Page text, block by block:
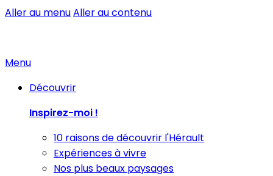
Aller au menuAller au contenu
Menu
Découvrir
Inspirez-moi !
10 raisons de découvrir l'Hérault
Expériences à vivre
Nos plus beaux paysages